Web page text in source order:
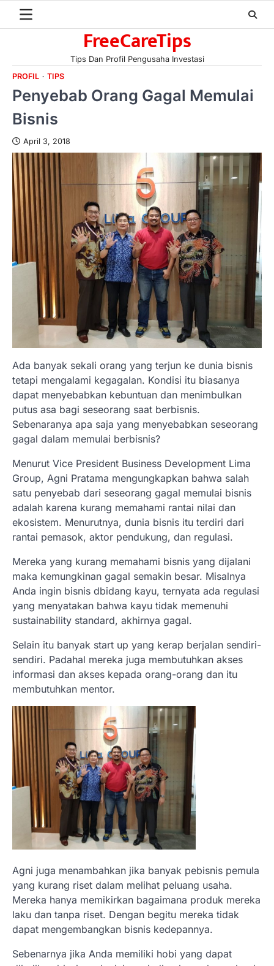
FreeCareTips
Tips Dan Profil Pengusaha Investasi
PROFIL
TIPS
Penyebab Orang Gagal Memulai
Bisnis
April 3, 2018
Ada banyak sekali orang yang terjun ke dunia bisnis
tetapi mengalami kegagalan. Kondisi itu biasanya
dapat menyebabkan kebuntuan dan menimbulkan
putus asa bagi seseorang saat berbisnis.
Sebenaranya apa saja yang menyebabkan seseorang
gagal dalam memulai berbisnis?
Menurut Vice President Business Development Lima
Group, Agni Pratama mengungkapkan bahwa salah
satu penyebab dari seseorang gagal memulai bisnis
adalah karena kurang memahami rantai nilai dan
ekosistem. Menurutnya, dunia bisnis itu terdiri dari
rantai pemasok, aktor pendukung, dan regulasi.
Mereka yang kurang memahami bisnis yang dijalani
maka kemungkinan gagal semakin besar. Misalnya
Anda ingin bisnis dbidang kayu, ternyata ada regulasi
yang menyatakan bahwa kayu tidak memenuhi
sustainability standard, akhirnya gagal.
Selain itu banyak start up yang kerap berjalan sendiri-
sendiri. Padahal mereka juga membutuhkan akses
informasi dan akses kepada orang-orang dan itu
membutuhkan mentor.
Agni juga menambahkan jika banyak pebisnis pemula
yang kurang riset dalam melihat peluang usaha.
Mereka hanya memikirkan bagaimana produk mereka
laku dan tanpa riset. Dengan begitu mereka tidak
dapat mengembangkan bisnis kedepannya.
Sebenarnya jika Anda memiliki hobi yang dapat